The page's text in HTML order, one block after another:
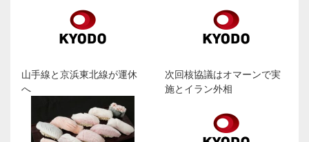
山手線と京浜東北線が運休
へ
次回核協議はオマーンで実
施とイラン外相